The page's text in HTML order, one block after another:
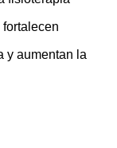
y aumentan la